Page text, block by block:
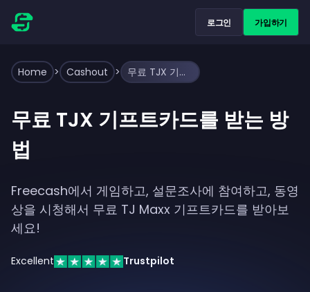
로그인 가입하기
Home > Cashout > 무료 TJX 기프트카드를 받는 방법
무료 TJX 기프트카드를 받는 방
법
Freecash에서 게임하고, 설문조사에 참여하고, 동영
상을 시청해서 무료 TJ Maxx 기프트카드를 받아보
세요!
Excellent Trustpilot